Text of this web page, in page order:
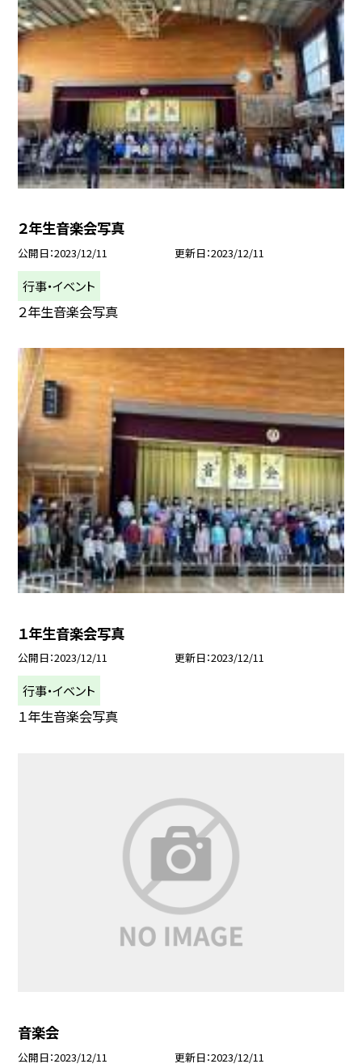
２年生音楽会写真
公開日 2023/12/11 更新日 2023/12/11
行事・イベント
２年生音楽会写真
１年生音楽会写真
公開日 2023/12/11 更新日 2023/12/11
行事・イベント
１年生音楽会写真
音楽会
公開日 2023/12/11 更新日 2023/12/11